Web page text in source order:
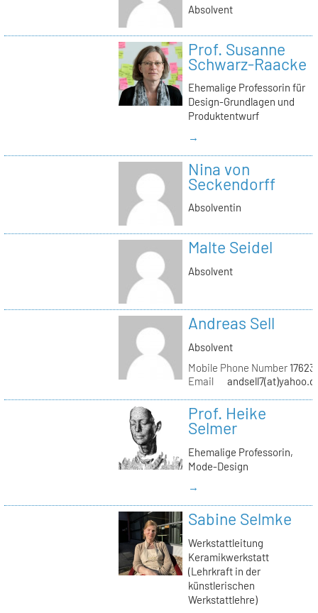
Absolvent
Prof. Susanne
Schwarz-Raacke
Ehemalige Professorin für
Design-Grundlagen und
Produktentwurf
→
Nina von
Seckendorff
Absolventin
Malte Seidel
Absolvent
Andreas Sell
Absolvent
Mobile Phone Number
Email
Prof. Heike
Selmer
Ehemalige Professorin,
Mode-Design
→
Sabine Selmke
Werkstattleitung
Keramikwerkstatt
(Lehrkraft in der
künstlerischen
Werkstattlehre)